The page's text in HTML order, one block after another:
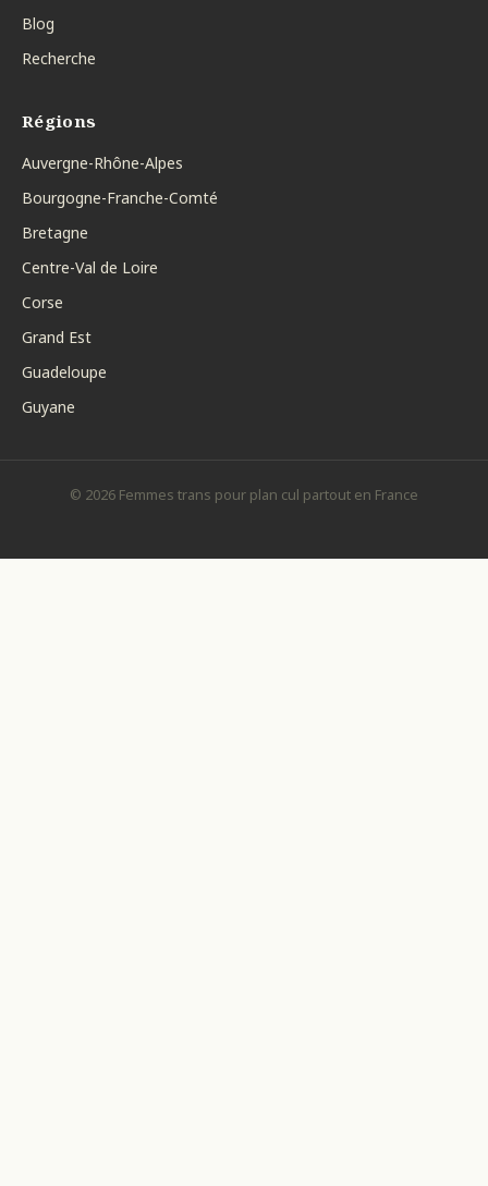
Blog
Recherche
Régions
Auvergne-Rhône-Alpes
Bourgogne-Franche-Comté
Bretagne
Centre-Val de Loire
Corse
Grand Est
Guadeloupe
Guyane
© 2026 Femmes trans pour plan cul partout en France